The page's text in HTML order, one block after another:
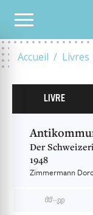
Accueil Livres
NOTRE CATALOGUE
LIVRE
Der
1948
Zimmermann